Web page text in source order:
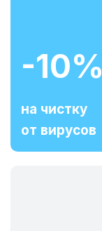
-10%
на чистку
от вирусов